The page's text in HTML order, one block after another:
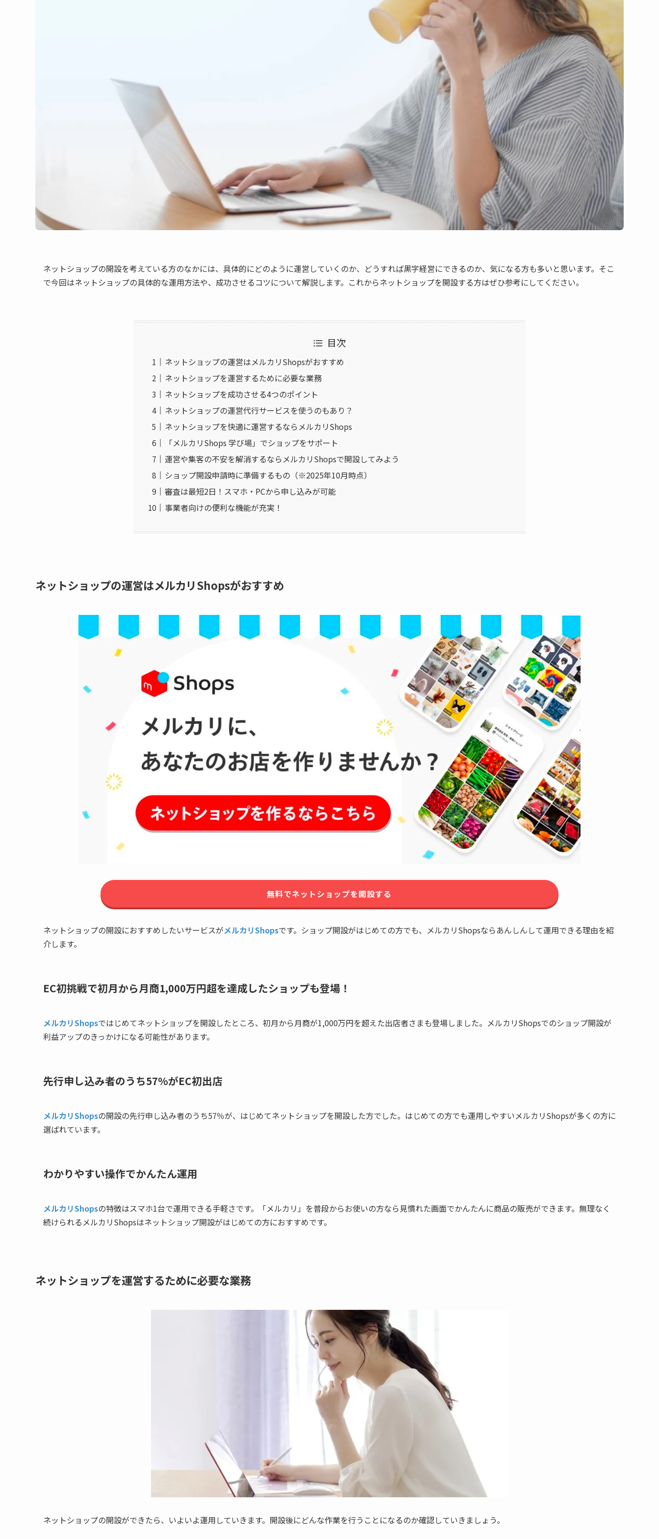
ネットショップの開設を考えている方のなかには、具体的にどのように運営していくのか、どうすれば黒字経営にできるのか、気になる方も多いと思います。そこ
で今回はネットショップの具体的な運用方法や、成功させるコツについて解説します。これからネットショップを開設する方はぜひ参考にしてください。
目次
ネットショップの運営はメルカリShopsがおすすめ
ネットショップを運営するために必要な業務
ネットショップを成功させる4つのポイント
ネットショップの運営代行サービスを使うのもあり？
ネットショップを快適に運営するならメルカリShops
「メルカリShops 学び場」でショップをサポート
運営や集客の不安を解消するならメルカリShopsで開設してみよう
ショップ開設申請時に準備するもの（※2025年10月時点）
審査は最短2日！スマホ・PCから申し込みが可能
事業者向けの便利な機能が充実！
ネットショップの運営はメルカリShopsがおすすめ
無料でネットショップを開設する
ネットショップの開設におすすめしたいサービスがメルカリShopsです。ショップ開設がはじめての方でも、メルカリShopsならあんしんして運用できる理由を紹
介します。
EC初挑戦で初月から月商1,000万円超を達成したショップも登場！
メルカリShopsではじめてネットショップを開設したところ、初月から月商が1,000万円を超えた出店者さまも登場しました。メルカリShopsでのショップ開設が
利益アップのきっかけになる可能性があります。
先行申し込み者のうち57%がEC初出店
メルカリShopsの開設の先行申し込み者のうち57％が、はじめてネットショップを開設した方でした。はじめての方でも運用しやすいメルカリShopsが多くの方に
選ばれています。
わかりやすい操作でかんたん運用
メルカリShopsの特徴はスマホ1台で運用できる手軽さです。「メルカリ」を普段からお使いの方なら見慣れた画面でかんたんに商品の販売ができます。無理なく
続けられるメルカリShopsはネットショップ開設がはじめての方におすすめです。
ネットショップを運営するために必要な業務
ネットショップの開設ができたら、いよいよ運用していきます。開設後にどんな作業を行うことになるのか確認していきましょう。